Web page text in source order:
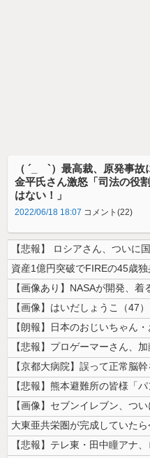
（ ´_ゝ`）最高裁、原発事
金平氏さん激怒「司法の役
はない！」
2022/06/18 18:07 コメント(22)
【悲報】 ロシアさん、ついに
【画像】はいだしょうこ（47
【悲報】熊本避難所の皆様「
【画像】セブンイレブン、つ